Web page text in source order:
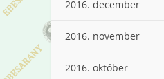
2016. december
2016. november
2016. október